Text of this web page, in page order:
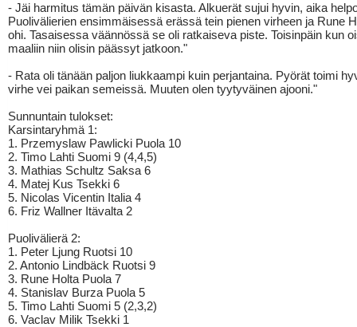
- Jäi harmitus tämän päivän kisasta. Alkuerät sujui hyvin, aika
Puolivälierien ensimmäisessä erässä tein pienen virheen ja Rune
ohi. Tasaisessa väännössä se oli ratkaiseva piste. Toisinpäin kun
maaliin niin olisin päässyt jatkoon."
- Rata oli tänään paljon liukkaampi kuin perjantaina. Pyörät toimi
virhe vei paikan semeissä. Muuten olen tyytyväinen ajooni."
Sunnuntain tulokset:
Karsintaryhmä 1:
1. Przemyslaw Pawlicki Puola 10
2. Timo Lahti Suomi 9 (4,4,5)
3. Mathias Schultz Saksa 6
4. Matej Kus Tsekki 6
5. Nicolas Vicentin Italia 4
6. Friz Wallner Itävalta 2
Puolivälierä 2:
1. Peter Ljung Ruotsi 10
2. Antonio Lindbäck Ruotsi 9
3. Rune Holta Puola 7
4. Stanislav Burza Puola 5
5. Timo Lahti Suomi 5 (2,3,2)
6. Vaclav Milik Tsekki 1